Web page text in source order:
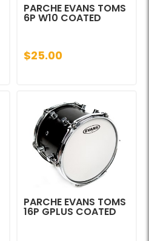
PARCHE EVANS TOMS
6P W10 COATED
$25.00
PARCHE EVANS TOMS
16P GPLUS COATED